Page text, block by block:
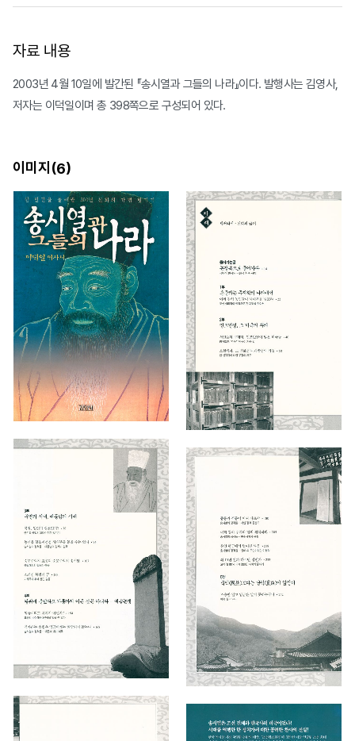
자료 내용
2003년 4월 10일에 발간된 『송시열과 그들의 나라』이다. 발행사는 김영사,
저자는 이덕일이며 총 398쪽으로 구성되어 있다.
이미지(6)